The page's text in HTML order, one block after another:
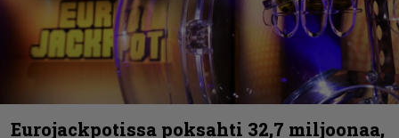
Eurojackpotissa poksahti 32,7 miljoonaa,